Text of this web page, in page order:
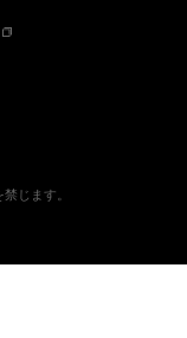
じます。